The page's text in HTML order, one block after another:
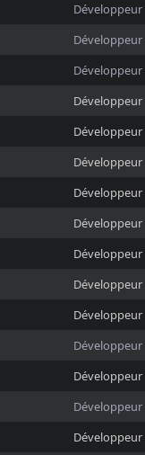
Développeur
Développeur
Développeur
Développeur
Développeur
Développeur
Développeur
Développeur
Développeur
Développeur
Développeur
Développeur
Développeur
Développeur
Développeur